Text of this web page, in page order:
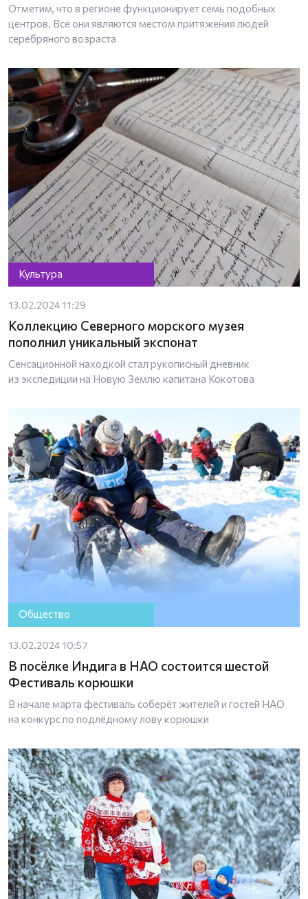
Отметим, что в регионе функционирует семь подобных
центров. Все они являются местом притяжения людей
серебряного возраста
Культура
13.02.2024 11:29
Коллекцию Северного морского музея
пополнил уникальный экспонат
Сенсационной находкой стал рукописный дневник
из экспедиции на Новую Землю капитана Кокотова
Общество
13.02.2024 10:57
В посёлке Индига в НАО состоится шестой
Фестиваль корюшки
В начале марта фестиваль соберёт жителей и гостей НАО
на конкурс по подлёдному лову корюшки